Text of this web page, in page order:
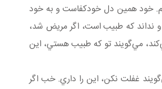
خود همين دل خودکفاست و به خود
نداند که طبيب است، اگر مريض شد،
مي‌گويند تو که طبيب هستي، اين
غفلت نکن، اين را داري. خب اگر